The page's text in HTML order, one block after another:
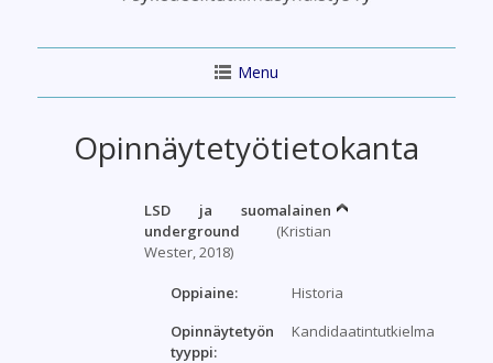
Menu
Opinnäytetyötietokanta
LSD ja suomalainen
underground (Kristian
Wester, 2018)
Oppiaine:
Historia
Opinnäytetyön
tyyppi:
Kandidaatintutkielma